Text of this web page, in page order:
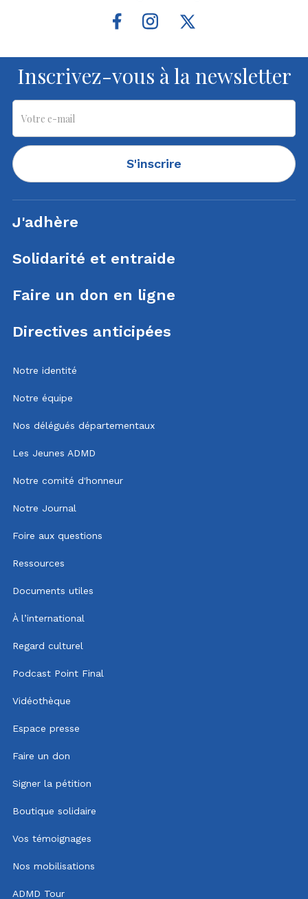
Inscrivez-vous à la newsletter
S'inscrire
J'adhère
Solidarité et entraide
Faire un don en ligne
Directives anticipées
Notre identité
Notre équipe
Nos délégués départementaux
Les Jeunes ADMD
Notre comité d'honneur
Notre Journal
Foire aux questions
Ressources
Documents utiles
À l’international
Regard culturel
Podcast Point Final
Vidéothèque
Espace presse
Faire un don
Signer la pétition
Boutique solidaire
Vos témoignages
Nos mobilisations
ADMD Tour